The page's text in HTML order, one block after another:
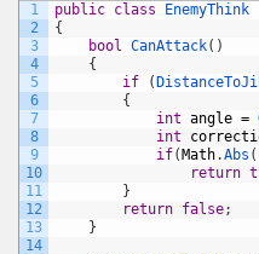
1
2
3
4
5
6
7
8
9
10
11
12
13
14
public class
EnemyThink
{
bool CanAttack( )
{
if
(
{
int angle =
int
if( Math.Abs (
return
}
return false;
}